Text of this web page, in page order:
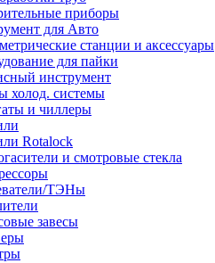
приборы
для Авто
станции и аксессуары
для пайки
инструмент
холод. системы
и чиллеры
Rotalock
и смотровые стекла
ТЭНы
завесы